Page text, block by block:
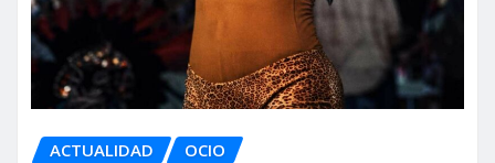
ACTUALIDAD OCIO